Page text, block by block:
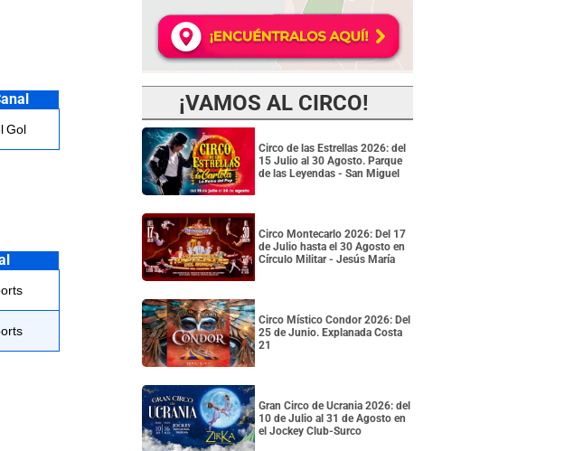
Gol
¡VAMOS AL CIRCO!
Circo de las Estrellas 2026: del
15 Julio al 30 Agosto. Parque
de las Leyendas - San Miguel
Circo Montecarlo 2026: Del 17
de Julio hasta el 30 Agosto en
Círculo Militar - Jesús María
Circo Místico Condor 2026: Del
25 de Junio. Explanada Costa
21
Gran Circo de Ucrania 2026: del
10 de Julio al 31 de Agosto en
el Jockey Club-Surco